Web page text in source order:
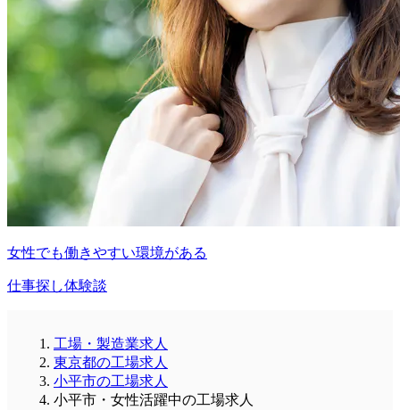
女性でも働きやすい環境がある
仕事探し体験談
工場・製造業求人
東京都の工場求人
小平市の工場求人
小平市・女性活躍中の工場求人